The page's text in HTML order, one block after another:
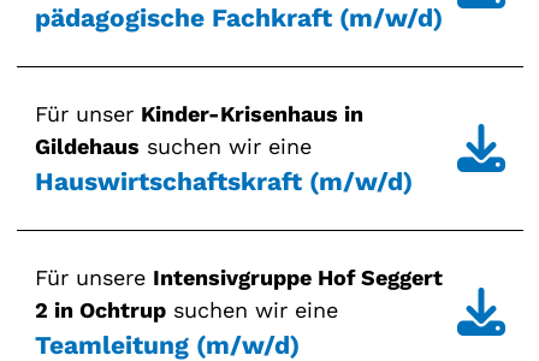
pädagogische Fachkraft (m/w/d)
Für unser Kinder-Krisenhaus in
Gildehaus suchen wir eine
Hauswirtschaftskraft (m/w/d)
Für unsere Intensivgruppe Hof Seggert
2 in Ochtrupsuchen wir eine
Teamleitung (m/w/d)